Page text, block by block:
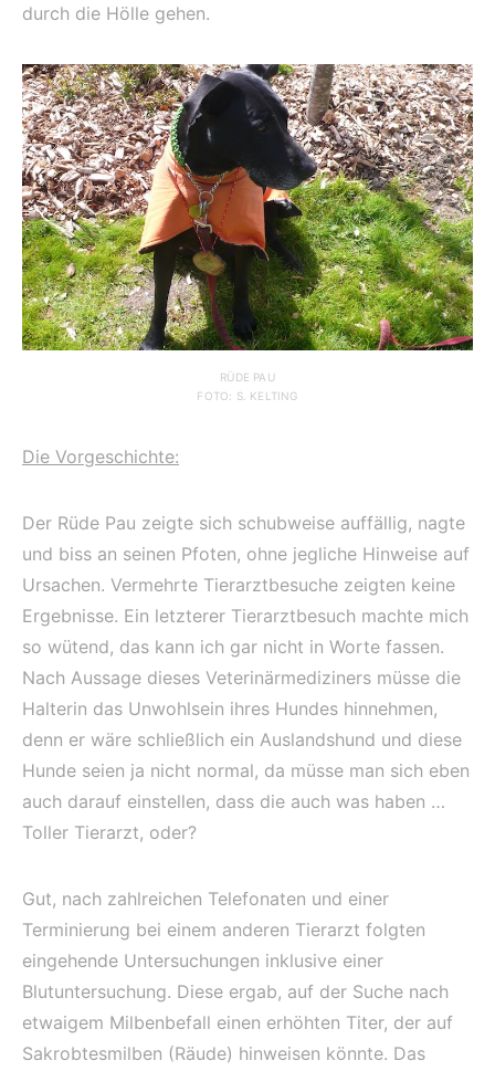
durch die Hölle gehen.
RÜDE PAU
FOTO: S. KELTING
Die Vorgeschichte:
Der Rüde Pau zeigte sich schubweise auffällig, nagte
und biss an seinen Pfoten, ohne jegliche Hinweise auf
Ursachen. Vermehrte Tierarztbesuche zeigten keine
Ergebnisse. Ein letzterer Tierarztbesuch machte mich
so wütend, das kann ich gar nicht in Worte fassen.
Nach Aussage dieses Veterinärmediziners müsse die
Halterin das Unwohlsein ihres Hundes hinnehmen,
denn er wäre schließlich ein Auslandshund und diese
Hunde seien ja nicht normal, da müsse man sich eben
auch darauf einstellen, dass die auch was haben …
Toller Tierarzt, oder?
Gut, nach zahlreichen Telefonaten und einer
Terminierung bei einem anderen Tierarzt folgten
eingehende Untersuchungen inklusive einer
Blutuntersuchung. Diese ergab, auf der Suche nach
etwaigem Milbenbefall einen erhöhten Titer, der auf
Sakrobtesmilben (Räude) hinweisen könnte. Das